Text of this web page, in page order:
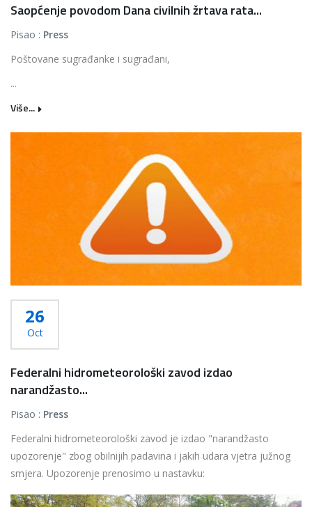
Saopćenje povodom Dana civilnih žrtava rata...
Pisao : Press
Poštovane sugrađanke i sugrađani,
...
Više...
26
Oct
Federalni hidrometeorološki zavod izdao
narandžasto...
Pisao : Press
Federalni hidrometeorološki zavod je izdao "narandžasto
upozorenje" zbog obilnijih padavina i jakih udara vjetra južnog
smjera. Upozorenje prenosimo u nastavku:
...